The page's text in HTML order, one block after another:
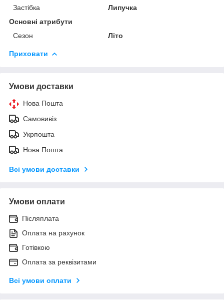
Застібка
Липучка
Основні атрибути
Сезон
Літо
Приховати
Умови доставки
Нова Пошта
Самовивіз
Укрпошта
Нова Пошта
Всі умови доставки
Умови оплати
Післяплата
Оплата на рахунок
Готівкою
Оплата за реквізитами
Всі умови оплати